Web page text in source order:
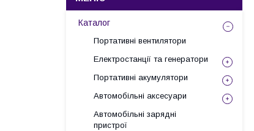
Каталог
Портативні вентилятори
Електростанції та генератори
Портативні акумулятори
Автомобільні аксесуари
Автомобільні зарядні
пристрої